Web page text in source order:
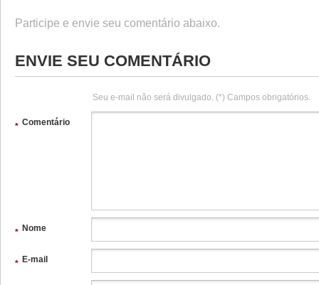
Participe e envie seu comentário abaixo.
ENVIE SEU COMENTÁRIO
Seu e-mail não será divulgado. (*) Campos obrigatórios.
Comentário
*
Nome
*
E-mail
*